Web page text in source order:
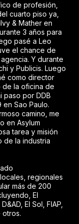
de profesión,
cuarto piso ya,
& Mather en
3 años para
pasé a Leo
el chance de
Y durante
y Publicis. Luego
como director
de la oficina de
paso por DDB
Sao Paulo.
camino, me
en Asylum
tarea y misión
de la industria
regionales
más de 200
El
El Sol, FIAP,
otros.